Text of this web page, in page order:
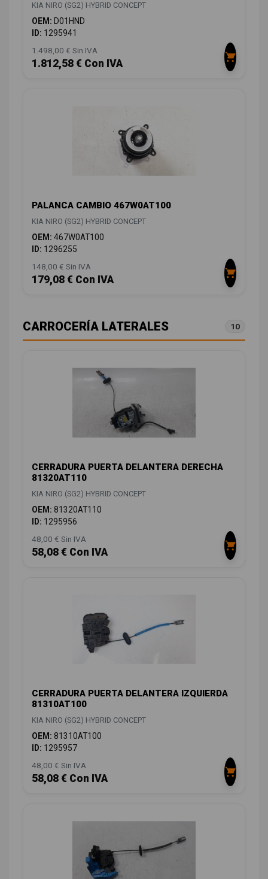
KIA NIRO (SG2) HYBRID CONCEPT
OEM: D01HND
ID: 1295941
1.498,00 € Sin IVA
1.812,58 € Con IVA
PALANCA CAMBIO 467W0AT100
KIA NIRO (SG2) HYBRID CONCEPT
OEM: 467W0AT100
ID: 1296255
148,00 € Sin IVA
179,08 € Con IVA
CARROCERÍA LATERALES 10
CERRADURA PUERTA DELANTERA DERECHA
81320AT110
KIA NIRO (SG2) HYBRID CONCEPT
OEM: 81320AT110
ID: 1295956
48,00 € Sin IVA
58,08 € Con IVA
CERRADURA PUERTA DELANTERA IZQUIERDA
81310AT100
KIA NIRO (SG2) HYBRID CONCEPT
OEM: 81310AT100
ID: 1295957
48,00 € Sin IVA
58,08 € Con IVA